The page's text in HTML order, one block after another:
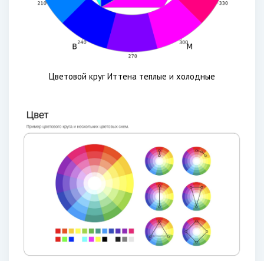
Цветовой круг Иттена теплые и холодные